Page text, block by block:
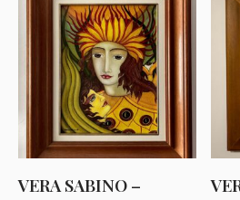
VERA SABINO –